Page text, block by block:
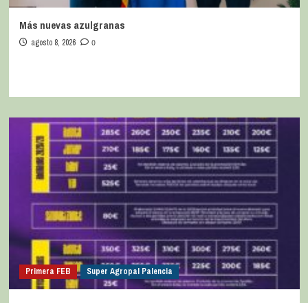
Más nuevas azulgranas
agosto 8, 2026 0
Primera FEB Super Agropal Palencia